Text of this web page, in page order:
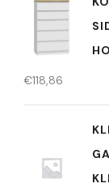
€118,86